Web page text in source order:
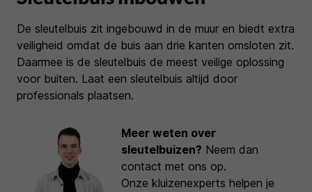
De sleutelbuis zit ingebouwd in de muur en biedt extra
veiligheid omdat de buis aan drie kanten omsloten zit.
Daarmee is de sleutelbuis de meest veilige oplossing
voor buiten. Laat een sleutelbuis altijd door
professionals plaatsen.
Meer weten over
sleutelbuizen? Neem dan
contact met ons op.
Onze kluizenexperts helpen je